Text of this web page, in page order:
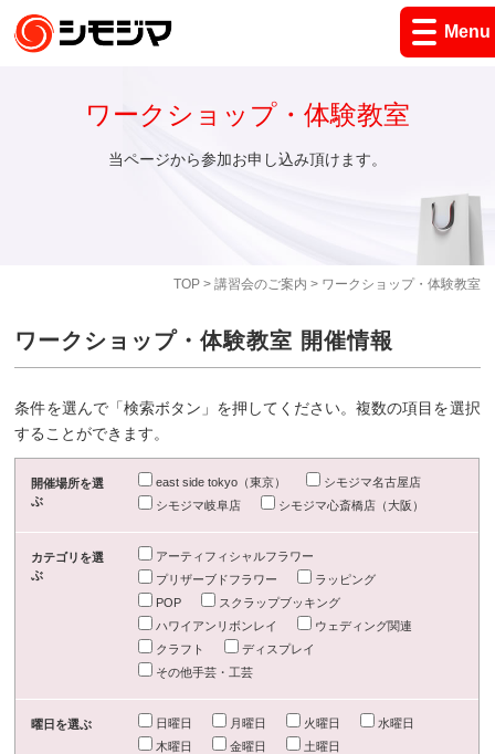
Menu
TOP> 講習会のご案内 > ワークショップ・体験教室
ワークショップ・体験教室
当ページから参加お申し込み頂けます。
ワークショップ・体験教室 開催情報
条件を選んで「検索ボタン」を押してください。複数の項目を選択
することができます。
開催場所を選
ぶ
east side tokyo（東京）
シモジマ名古屋店
シモジマ岐阜店
シモジマ心斎橋店（大阪）
カテゴリを選
ぶ
アーティフィシャルフラワー
プリザーブドフラワー
ラッピング
POP
スクラップブッキング
ハワイアンリボンレイ
ウェディング関連
クラフト
ディスプレイ
その他手芸・工芸
曜日を選ぶ 日曜日 月曜日 火曜日
水曜日
木曜日
金曜日 土曜日